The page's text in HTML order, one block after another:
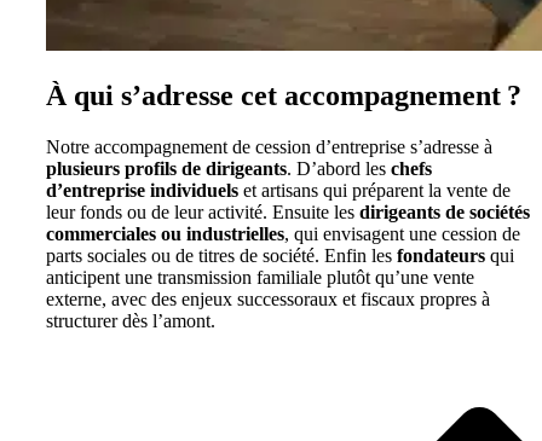
À qui s’adresse cet accompagnement ?
Notre accompagnement de cession d’entreprise s’adresse à
plusieurs profils de dirigeants. D’abord les chefs
d’entreprise individuels et artisans qui préparent la vente de
leur fonds ou de leur activité. Ensuite les dirigeants de sociétés
commerciales ou industrielles, qui envisagent une cession de
parts sociales ou de titres de société. Enfin les fondateurs qui
anticipent une transmission familiale plutôt qu’une vente
externe, avec des enjeux successoraux et fiscaux propres à
structurer dès l’amont.